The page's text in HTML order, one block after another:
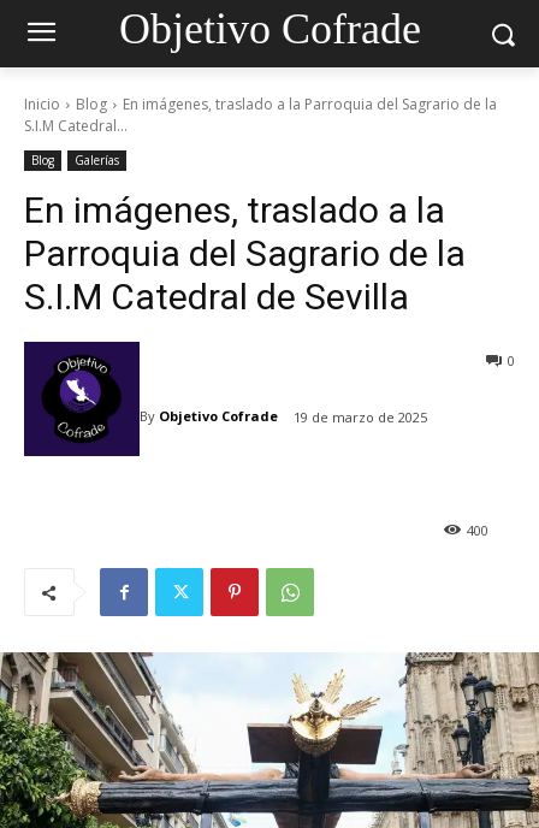
Objetivo Cofrade
Inicio Blog
En imágenes, traslado a la Parroquia del Sagrario de la
S.I.M Catedral...
Blog Galerías
En imágenes, traslado a la
Parroquia del Sagrario de la
S.I.M Catedral de Sevilla
By Objetivo Cofrade 19 de marzo de 2025
0
400